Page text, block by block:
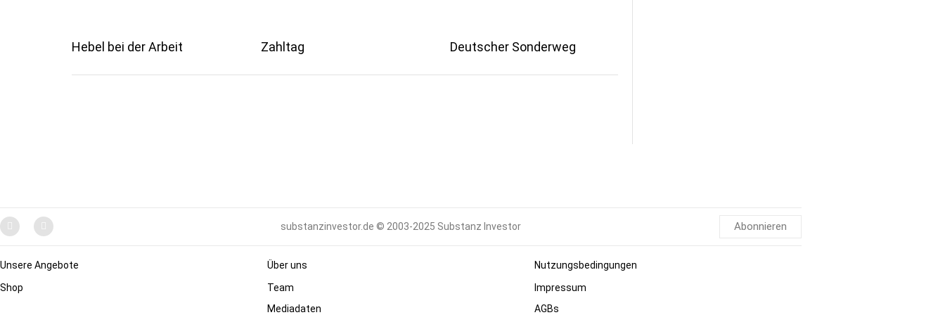
Hebel bei der Arbeit Zahltag Deutscher Sonderweg
substanzinvestor.de © 2003-2025 Substanz Investor Abonnieren
Unsere Angebote
Shop
Über uns
Team
Mediadaten
Nutzungsbedingungen
Impressum
AGBs